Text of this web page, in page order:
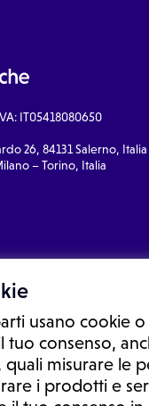
usano cookie
tuo consenso,
quali misurare le
i prodotti e
IT05418080650
26, 84131 Salerno, Italia
– Torino, Italia